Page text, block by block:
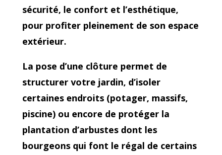
sécurité, le confort et l’esthétique,
pour profiter pleinement de son espace
extérieur.
La pose d’une clôture permet de
structurer votre jardin, d’isoler
certaines endroits (potager, massifs,
piscine) ou encore de protéger la
plantation d’arbustes dont les
bourgeons qui font le régal de certains